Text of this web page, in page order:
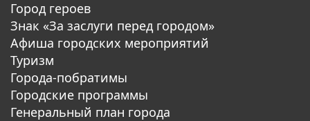
Город героев
Знак «За заслуги перед городом»
Афиша городских мероприятий
Туризм
Города-побратимы
Городские программы
Генеральный план города